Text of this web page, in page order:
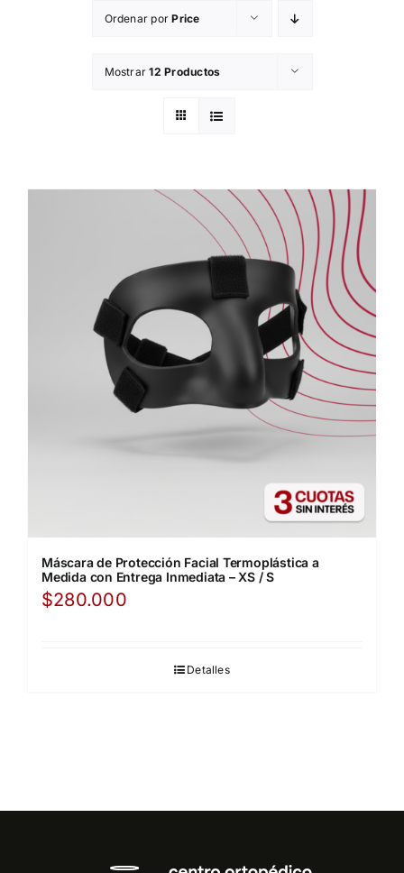
Ordenar porPrice
Mostrar12 Productos
Máscara de Protección Facial Termoplástica a
Medida con Entrega Inmediata – XS / S
$280.000
Detalles